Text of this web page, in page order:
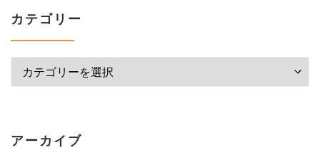
カテゴリー
カテゴリー
アーカイブ